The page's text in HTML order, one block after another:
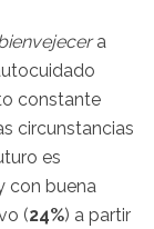
a
constante
circunstancias
es
con buena
(24%) a partir